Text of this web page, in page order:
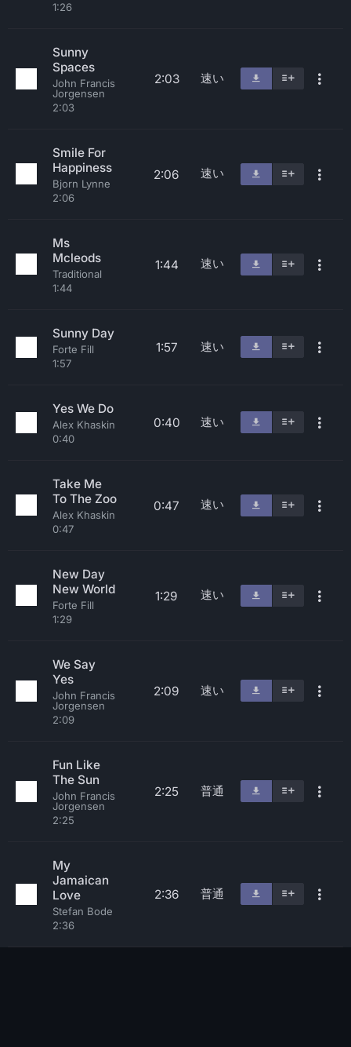
1:26
Sunny
Spaces
John Francis
Jorgensen
2:03
2:03 速い
Smile For
Happiness
Bjorn Lynne
2:06
2:06 速い
Ms
Mcleods
Traditional
1:44
1:44 速い
Sunny Day
Forte Fill
1:57
1:57 速い
Yes We Do
Alex Khaskin
0:40
0:40 速い
Take Me
To The Zoo
Alex Khaskin
0:47
0:47 速い
New Day
New World
Forte Fill
1:29
1:29 速い
We Say
Yes
John Francis
Jorgensen
2:09
2:09 速い
Fun Like
The Sun
John Francis
Jorgensen
2:25
2:25 普通
My
Jamaican
Love
Stefan Bode
2:36
2:36 普通